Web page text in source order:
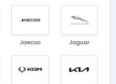
Jaecoo Jaguar